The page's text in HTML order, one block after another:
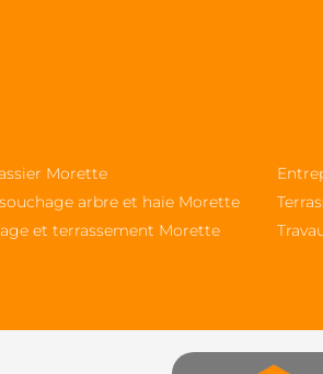
Morette
arbre et haie Morette
et terrassement Morette